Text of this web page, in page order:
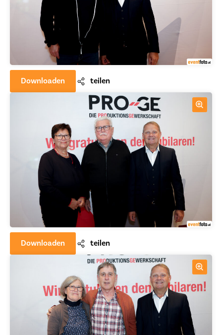
Downloaden teilen
Downloaden teilen